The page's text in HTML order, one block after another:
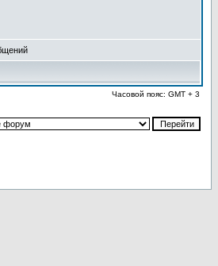
Часовой пояс: GMT + 3